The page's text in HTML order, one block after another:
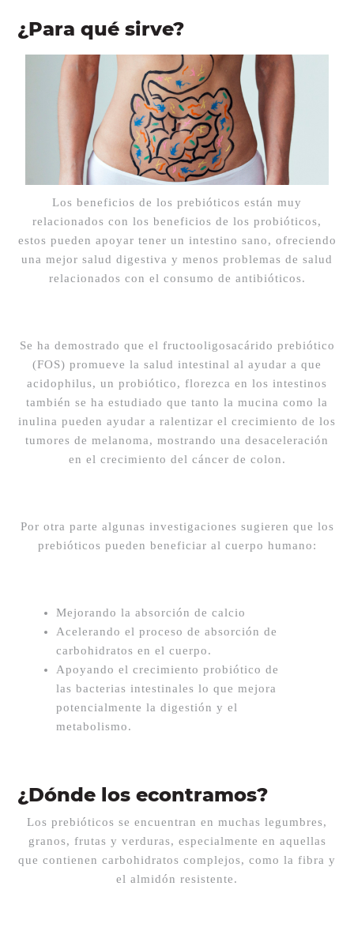
¿Para qué sirve?
Los beneficios de los prebióticos están muy
relacionados con los beneficios de los probióticos,
estos pueden apoyar tener un intestino sano, ofreciendo
una mejor salud digestiva y menos problemas de salud
relacionados con el consumo de antibióticos.
Se ha demostrado que el fructooligosacárido prebiótico
(FOS) promueve la salud intestinal al ayudar a que
acidophilus, un probiótico, florezca en los intestinos
también se ha estudiado que tanto la mucina como la
inulina pueden ayudar a ralentizar el crecimiento de los
tumores de melanoma, mostrando una desaceleración
en el crecimiento del cáncer de colon.
Por otra parte algunas investigaciones sugieren que los
prebióticos pueden beneficiar al cuerpo humano:
Mejorando la absorción de calcio
Acelerando el proceso de absorción de
carbohidratos en el cuerpo.
Apoyando el crecimiento probiótico de
las bacterias intestinales lo que mejora
potencialmente la digestión y el
metabolismo.
¿Dónde los econtramos?
Los prebióticos se encuentran en muchas legumbres,
granos, frutas y verduras, especialmente en aquellas
que contienen carbohidratos complejos, como la fibra y
el almidón resistente.